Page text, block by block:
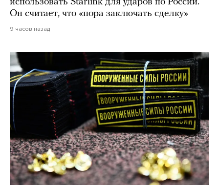
Он считает, что «пора заключать сделку»
9 часов назад